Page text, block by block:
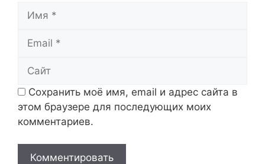
Сохранить моё имя, email и адрес сайта в
этом браузере для последующих моих
комментариев.